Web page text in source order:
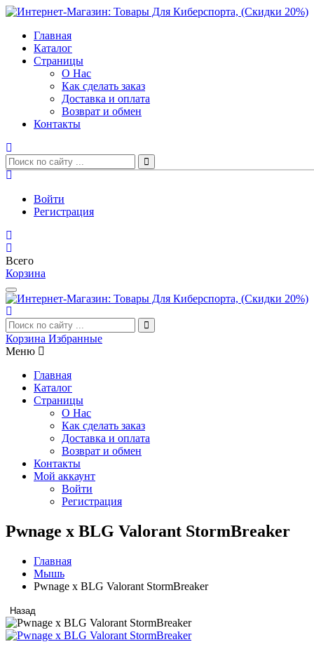
Главная
Каталог
Страницы
О Нас
Как сделать заказ
Доставка и оплата
Возврат и обмен
Контакты
Войти
Регистрация
Всего
Корзина
Корзина Избранные
Меню
Главная
Каталог
Страницы
О Нас
Как сделать заказ
Доставка и оплата
Возврат и обмен
Контакты
Мой аккаунт
Войти
Регистрация
Pwnage x BLG Valorant StormBreaker
Главная
Мышь
Pwnage x BLG Valorant StormBreaker
Назад